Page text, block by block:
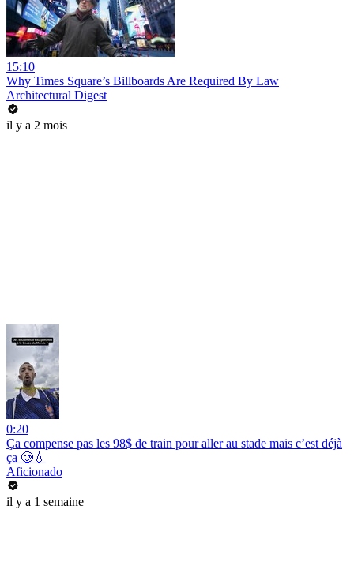
15:10
Why Times Square’s Billboards Are Required By Law
Architectural Digest
il y a 2 mois
0:20
Ça compense pas les 98$ de train pour aller au stade mais c’est déjà
ça 🥲💧
Aficionado
il y a 1 semaine